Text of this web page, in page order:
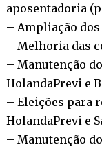
aposentadoria
– Ampliação
– Melhoria das
– Manutenção
HolandaPrevi e
– Eleições para
HolandaPrevi e
– Manutenção